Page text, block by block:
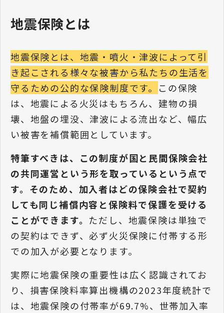
地震保険とは
地震保険とは、地震・噴火・津波によって引
き起こされる様々な被害から私たちの生活を
守るための公的な保険制度です。
この保険
は、地震による火災はもちろん、建物の損
壊、地盤の埋没、津波による流出など、幅広
い被害を補償範囲としています。
特筆すべきは、この制度が国と民間保険会社
の共同運営という形を取っているという点で
す。そのため、加入者はどの保険会社で契約
しても同じ補償内容と保険料で保護を受ける
ことができます。 ただし、地震保険は単独で
の契約はできず、必ず火災保険に付帯する形
での加入が必要となります。
実際に地震保険の重要性は広く認識されてお
り、損害保険料率算出機構の2023年度統計で
は、地震保険の付帯率が69.7%、世帯加入率